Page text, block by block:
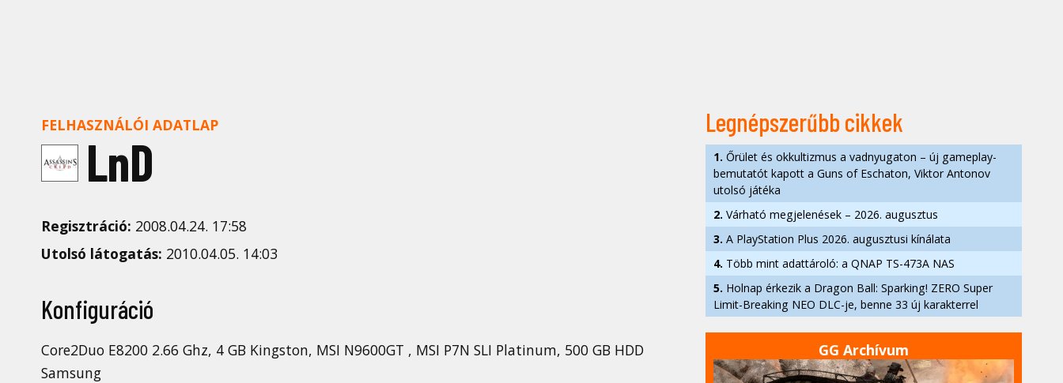
FELHASZNÁLÓI ADATLAP
LnD
Regisztráció: 2008.04.24. 17:58
Utolsó látogatás: 2010.04.05. 14:03
Konfiguráció
Core2Duo E8200 2.66 Ghz, 4 GB Kingston, MSI N9600GT , MSI P7N SLI Platinum, 500 GB HDD
Samsung
Legnépszerűbb cikkek
1. Őrület és okkultizmus a vadnyugaton – új gameplay-
bemutatót kapott a Guns of Eschaton, Viktor Antonov
utolsó játéka
2. Várható megjelenések – 2026. augusztus
3. A PlayStation Plus 2026. augusztusi kínálata
4. Több mint adattároló: a QNAP TS-473A NAS
5. Holnap érkezik a Dragon Ball: Sparking! ZERO Super
Limit-Breaking NEO DLC-je, benne 33 új karakterrel
GG Archívum